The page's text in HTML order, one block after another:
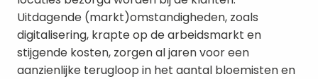
Uitdagende (markt)omstandigheden, zoals
digitalisering, krapte op de arbeidsmarkt en
stijgende kosten, zorgen al jaren voor een
aanzienlijke terugloop in het aantal bloemisten en